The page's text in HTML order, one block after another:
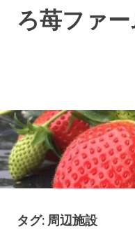
ろ苺ファー
味
し
い
イ
チ
ゴ
み
タグ: 周辺施設